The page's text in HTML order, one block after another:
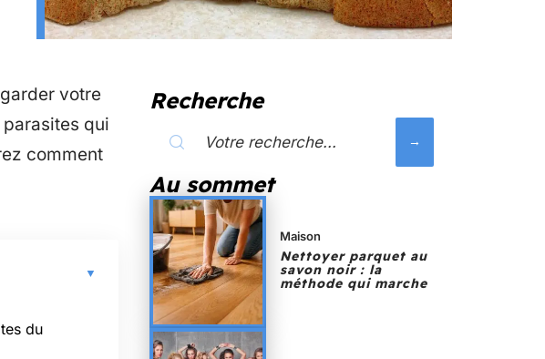
votre
qui
comment
du
Recherche
Au sommet
Maison
Nettoyer parquet au
savon noir : la
méthode qui marche